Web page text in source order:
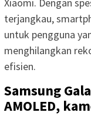
Xiaomi. Dengan
terjangkau,
untuk pengguna
menghilangkan
efisien.
Samsung
AMOLED,